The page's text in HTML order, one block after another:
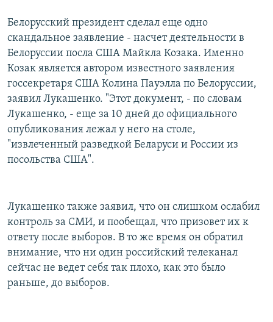
Белорусский президент сделал еще одно
скандальное заявление - насчет деятельности в
Белоруссии посла США Майкла Козака. Именно
Козак является автором известного заявления
госсекретаря США Колина Пауэлла по Белоруссии,
заявил Лукашенко. "Этот документ, - по словам
Лукашенко, - еще за 10 дней до официального
опубликования лежал у него на столе,
"извлеченный разведкой Беларуси и России из
посольства США".
Лукашенко также заявил, что он слишком ослабил
контроль за СМИ, и пообещал, что призовет их к
ответу после выборов. В то же время он обратил
внимание, что ни один российский телеканал
сейчас не ведет себя так плохо, как это было
раньше, до выборов.